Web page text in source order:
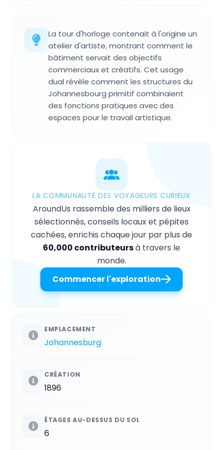
La tour d'horloge contenait à l'origine un
atelier d'artiste, montrant comment le
bâtiment servait des objectifs
commerciaux et créatifs. Cet usage
dual révèle comment les structures du
Johannesbourg primitif combinaient
des fonctions pratiques avec des
espaces pour le travail artistique.
LA COMMUNAUTÉ DES VOYAGEURS CURIEUX
AroundUs rassemble des milliers de lieux
sélectionnés, conseils locaux et pépites
cachées, enrichis chaque jour par plus de
60,000 contributeursà travers le
monde.
Commencer l'exploration
EMPLACEMENT
Johannesburg
CRÉATION
1896
ÉTAGES AU-DESSUS DU SOL
6